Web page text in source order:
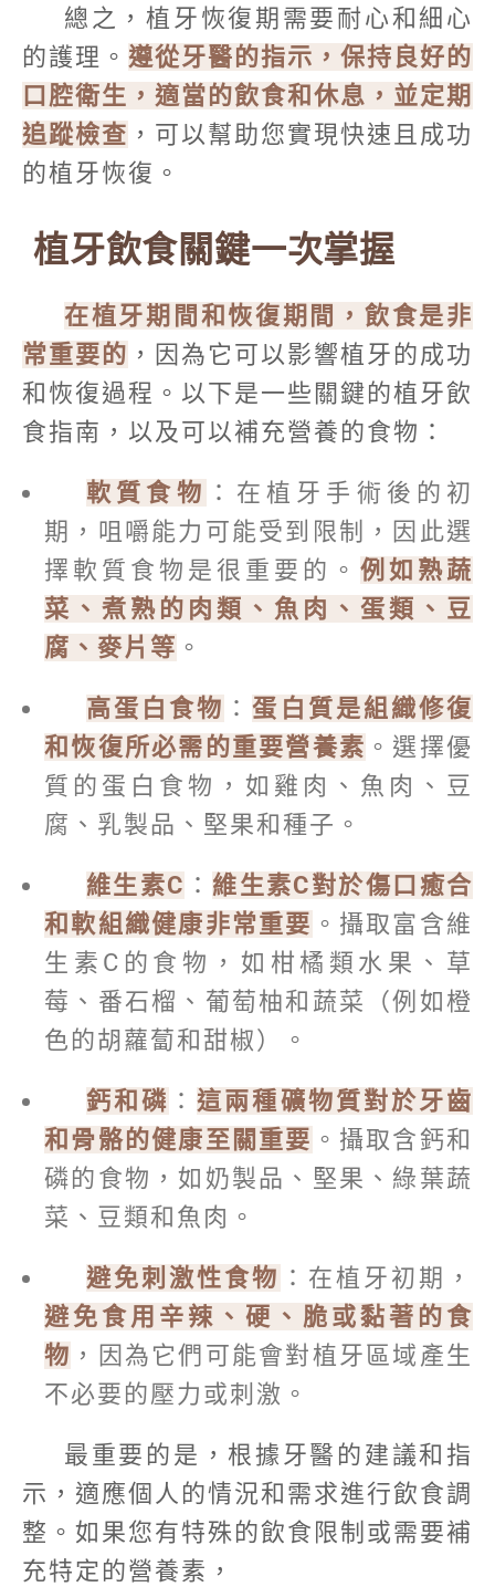
總之，植牙恢復期需要耐心和細心
的護理。 遵從牙醫的指示，保持良好的
口腔衛生，適當的飲食和休息，並定期
追蹤檢查 ，可以幫助您實現快速且成功
的植牙恢復。
植牙飲食關鍵一次掌握
在植牙期間和恢復期間，飲食是非
常重要的 ，因為它可以影響植牙的成功
和恢復過程。以下是一些關鍵的植牙飲
食指南，以及可以補充營養的食物：
軟質食物 ：在植牙手術後的初
期，咀嚼能力可能受到限制，因此選
擇軟質食物是很重要的。 例如熟蔬
菜、煮熟的肉類、魚肉、蛋類、豆
腐、麥片等 。
高蛋白食物 ：蛋白質是組織修復
和恢復所必需的重要營養素 。選擇優
質的蛋白食物，如雞肉、魚肉、豆
腐、乳製品、堅果和種子。
維生素C ： 維生素C對於傷口癒合
和軟組織健康非常重要 。攝取富含維
生素C的食物，如柑橘類水果、草
莓、番石榴、葡萄柚和蔬菜（例如橙
色的胡蘿蔔和甜椒）。
鈣和磷 ：這兩種礦物質對於牙齒
和骨骼的健康至關重要 。攝取含鈣和
磷的食物，如奶製品、堅果、綠葉蔬
菜、豆類和魚肉。
避免刺激性食物 ：在植牙初期，
避免食用辛辣、硬、脆或黏著的食
物 ，因為它們可能會對植牙區域產生
不必要的壓力或刺激。
最重要的是，根據牙醫的建議和指
示，適應個人的情況和需求進行飲食調
整。如果您有特殊的飲食限制或需要補
充特定的營養素，